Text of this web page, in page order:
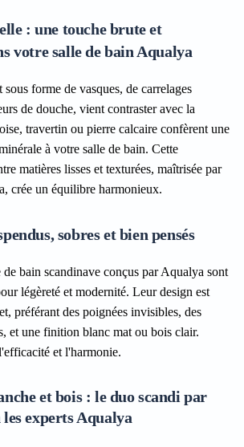
: une touche brute et
votre salle de bain Aqualya
forme de vasques, de carrelages
de douche, vient contraster avec la
travertin ou pierre calcaire confèrent une
à votre salle de bain. Cette
matières lisses et texturées, maîtrisée par
crée un équilibre harmonieux.
sobres et bien pensés
de bain scandinave conçus par Aqualya sont
légèreté et modernité. Leur design est
préférant des poignées invisibles, des
et une finition blanc mat ou bois clair.
et l'harmonie.
et bois : le duo scandi par
les experts Aqualya